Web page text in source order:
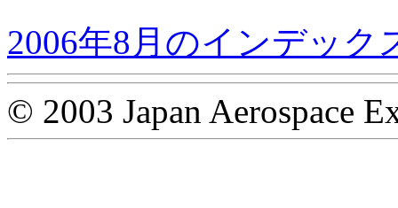
2006年8月のインデック
© 2003 Japan Aerospace